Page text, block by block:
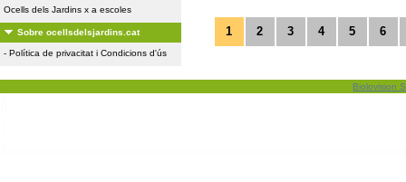
Ocells dels Jardins x a escoles
Sobre ocellsdelsjardins.cat
- Política de privacitat i Condicions d'ús
1 2 3 4 5 6
Biolovision